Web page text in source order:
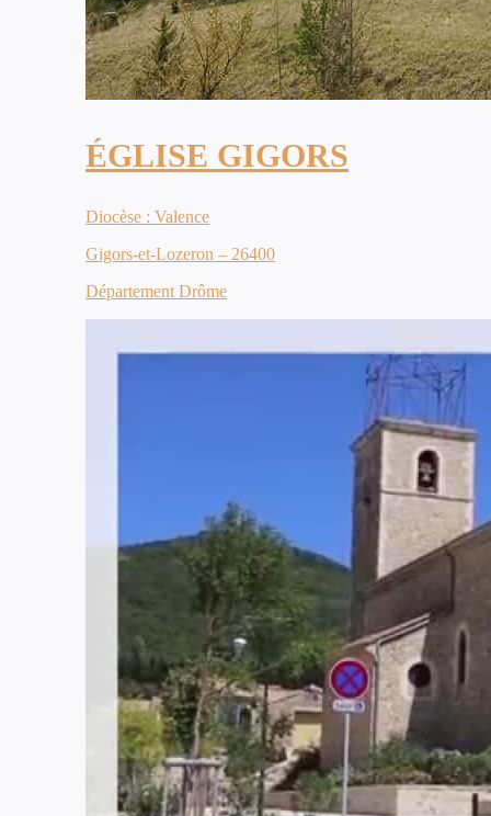
ÉGLISE GIGORS
Diocèse : Valence
Gigors-et-Lozeron – 26400
Département Drôme